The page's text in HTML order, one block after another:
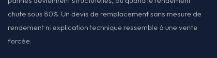
chute sous 80%. Un devis de remplacement sans mesure de
rendement ni explication technique ressemble à une vente
forcée.